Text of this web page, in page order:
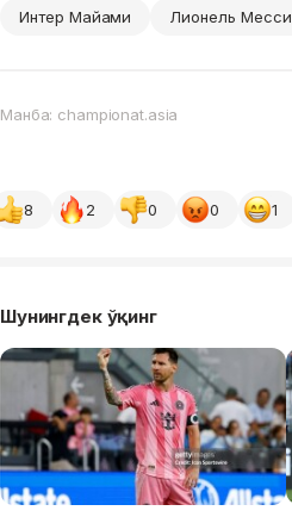
Интер Майами Лионель Месси
Манба: championat.asia
8 2 0 0 1
Шунингдек ўқинг